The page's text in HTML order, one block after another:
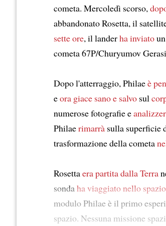
cometa. Mercoledì scorso,
abbandonato Rosetta, il
sette ore, il landerha inviatoun
cometa 67P/Churyumov
Dopo l'atterraggio, Philaeè
eora giace sano e salvo sul
numerose fotografie e
Philaerimarrà sulla superficie
trasformazione della cometa
Rosettaera partitadalla Terra
sondaha viaggiatonello spazio
modulo Philae è il primo
spazio. Nessuna missione